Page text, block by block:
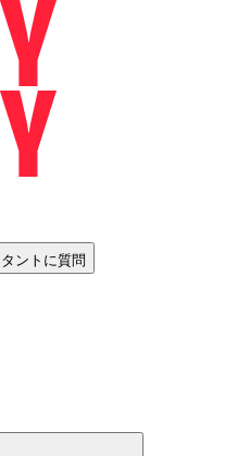
ントに質問